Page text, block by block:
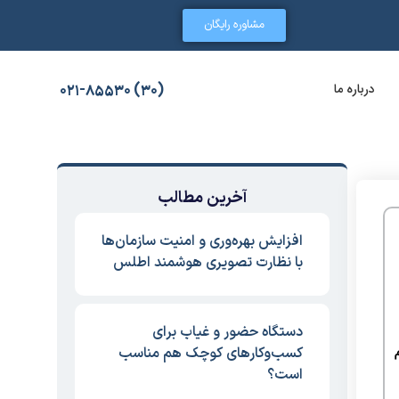
مشاوره رایگان
درباره ما (30) 021-85530
آخرین مطالب
افزایش بهره‌وری و امنیت سازمان‌ها
با نظارت تصویری هوشمند اطلس
دستگاه حضور و غیاب برای
کسب‌وکارهای کوچک هم مناسب
است؟